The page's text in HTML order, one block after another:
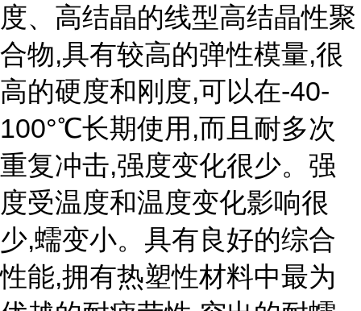
度、高结晶的线型高结晶性聚
合物,具有较高的弹性模量,很
高的硬度和刚度,可以在-40-
100°℃长期使用,而且耐多次
重复冲击,强度变化很少。强
度受温度和温度变化影响很
少,蠕变小。具有良好的综合
性能,拥有热塑性材料中最为